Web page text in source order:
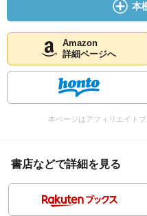
本
Amazon
詳細ページへ
本ページはアフィリエイト
書店などで詳細を見る